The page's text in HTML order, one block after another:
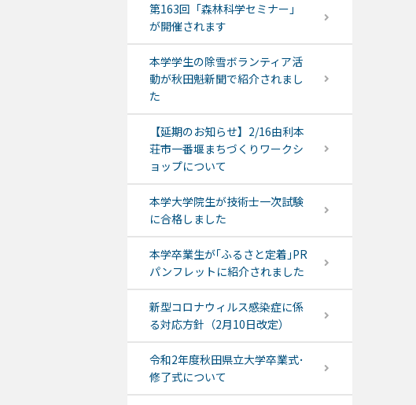
第163回「森林科学セミナー」
が開催されます
本学学生の除雪ボランティア活
動が秋田魁新聞で紹介されまし
た
【延期のお知らせ】2/16由利本
荘市一番堰まちづくりワークシ
ョップについて
本学大学院生が技術士一次試験
に合格しました
本学卒業生が｢ふるさと定着｣PR
パンフレットに紹介されました
新型コロナウィルス感染症に係
る対応方針（2月10日改定）
令和2年度秋田県立大学卒業式･
修了式について